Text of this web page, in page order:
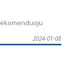
2024-01-08